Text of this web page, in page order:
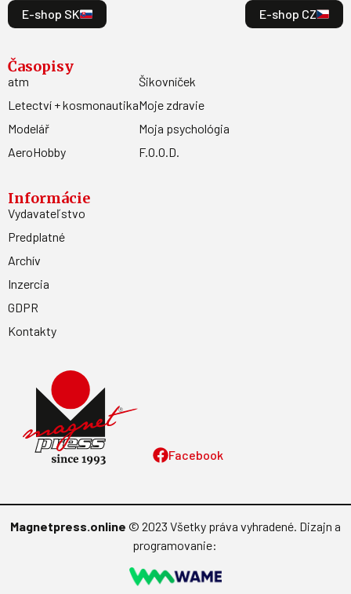
Facebook
E-shop SK
E-shop CZ
Časopisy
atm
Letectví + kosmonautika
Modelář
AeroHobby
Šikovníček
Moje zdravie
Moja psychológia
F.O.O.D.
Informácie
Vydavateľstvo
Predplatné
Archív
Inzercia
GDPR
Kontakty
Magnetpress.online © 2023 Všetky práva vyhradené. Dizajn a
programovanie: